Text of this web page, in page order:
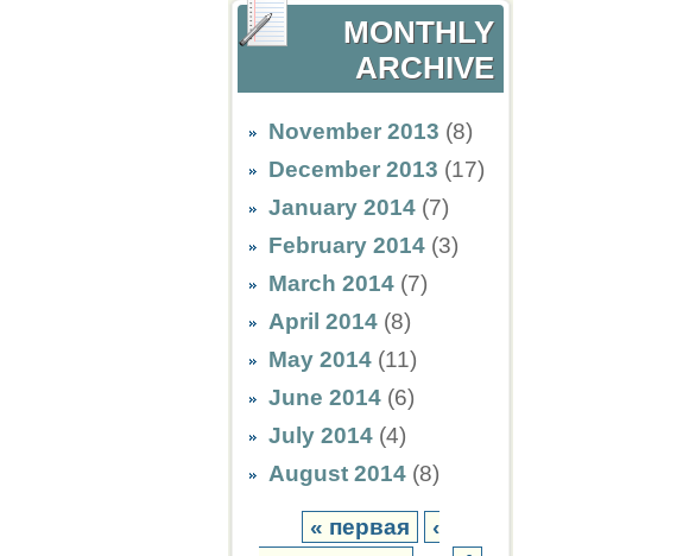
MONTHLY
ARCHIVE
November 2013 (8)
December 2013 (17)
January 2014 (7)
February 2014 (3)
March 2014 (7)
April 2014 (8)
May 2014 (11)
June 2014 (6)
July 2014 (4)
August 2014 (8)
« первая
‹